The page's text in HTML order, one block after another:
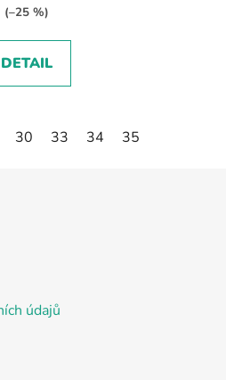
(–25 %)
DETAIL
30 33 34 35
údajů